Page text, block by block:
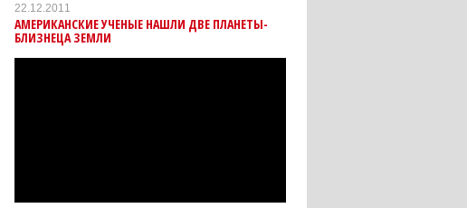
22.12.2011
АМЕРИКАНСКИЕ УЧЕНЫЕ НАШЛИ ДВЕ ПЛАНЕТЫ-
БЛИЗНЕЦА ЗЕМЛИ